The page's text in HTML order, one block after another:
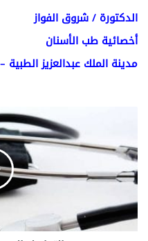
الدكتورة / شروق الفواز
أخصائية طب الأسنان
مدينة الملك عبدالعزيز
ت
و
ا
ص
ل
ا
ل